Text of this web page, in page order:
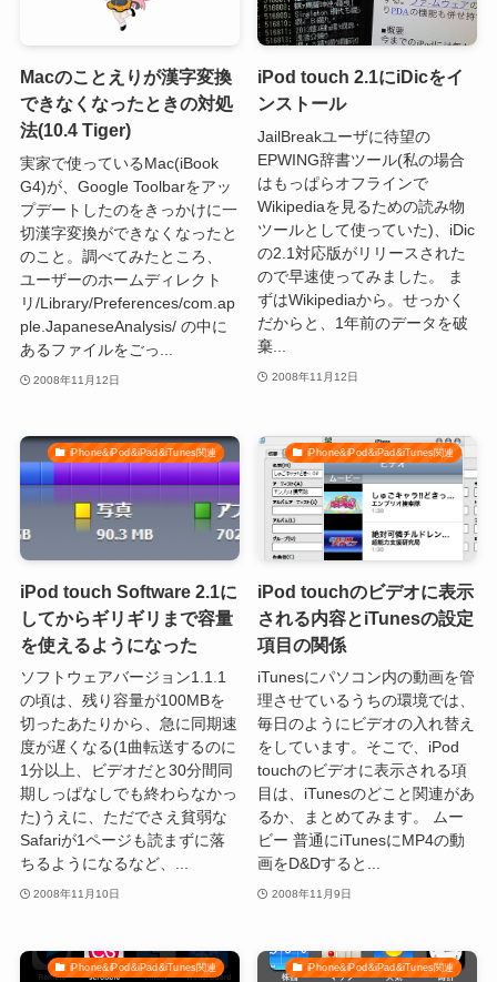
Macのことえりが漢字変換
できなくなったときの対処
法(10.4 Tiger)
実家で使っているMac(iBook
G4)が、Google Toolbarをアッ
プデートしたのをきっかけに一
切漢字変換ができなくなったと
のこと。調べてみたところ、
ユーザーのホームディレクト
リ/Library/Preferences/com.ap
ple.JapaneseAnalysis/ の中に
あるファイルをごっ...
2008年11月12日
iPod touch 2.1にiDicをイ
ンストール
JailBreakユーザに待望の
EPWING辞書ツール(私の場合
はもっぱらオフラインで
Wikipediaを見るための読み物
ツールとして使っていた)、iDic
の2.1対応版がリリースされた
ので早速使ってみました。 ま
ずはWikipediaから。せっかく
だからと、1年前のデータを破
棄...
2008年11月12日
iPhone&iPod&iPad&iTunes関連
iPod touch Software 2.1に
してからギリギリまで容量
を使えるようになった
ソフトウェアバージョン1.1.1
の頃は、残り容量が100MBを
切ったあたりから、急に同期速
度が遅くなる(1曲転送するのに
1分以上、ビデオだと30分間同
期しっぱなしでも終わらなかっ
た)うえに、ただでさえ貧弱な
Safariが1ページも読まずに落
ちるようになるなど、...
2008年11月10日
iPhone&iPod&iPad&iTunes関連
iPod touchのビデオに表示
される内容とiTunesの設定
項目の関係
iTunesにパソコン内の動画を管
理させているうちの環境では、
毎日のようにビデオの入れ替え
をしています。そこで、iPod
touchのビデオに表示される項
目は、iTunesのどこと関連があ
るか、まとめてみます。 ムー
ビー 普通にiTunesにMP4の動
画をD&Dすると...
2008年11月9日
iPhone&iPod&iPad&iTunes関連 iPhone&iPod&iPad&iTunes関連